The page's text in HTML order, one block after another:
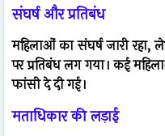
संघर्ष और प्रतिबंध
महिलाओं का संघर्ष जारी रहा,
पर प्रतिबंध लग गया। कई
फांसी दे दी गई।
मताधिकार की लड़ाई